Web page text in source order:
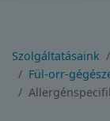
Szolgáltatásaink
Fül-orr-